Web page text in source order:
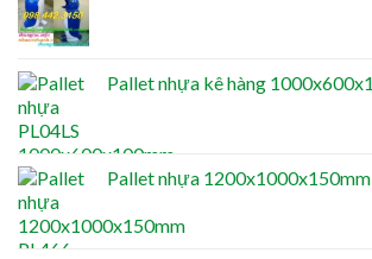
Pallet nhựa kê hàng
Pallet nhựa